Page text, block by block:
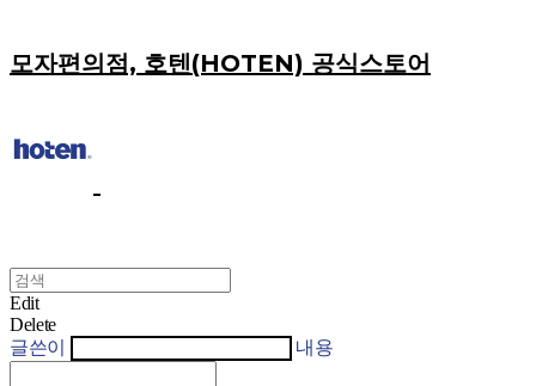
모자편의점, 호텐(HOTEN) 공식스토어
Edit
Delete
글쓴이
내용